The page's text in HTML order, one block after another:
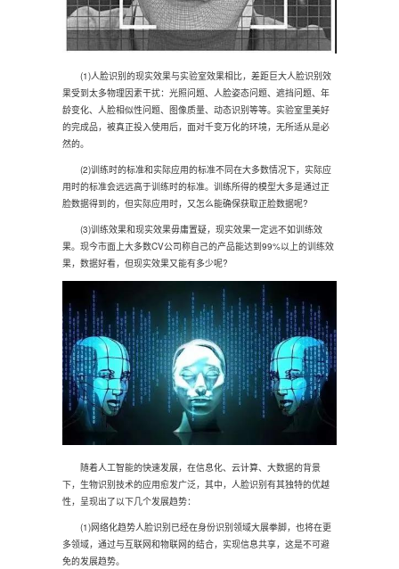
(1)人脸识别的现实效果与实验室效果相比，差距巨大人脸识别效
果受到太多物理因素干扰：光照问题、人脸姿态问题、遮挡问题、年
龄变化、人脸相似性问题、图像质量、动态识别等等。实验室里美好
的完成品，被真正投入使用后，面对千变万化的环境，无所适从是必
然的。
(2)训练时的标准和实际应用的标准不同在大多数情况下，实际应
用时的标准会远远高于训练时的标准。训练所得的模型大多是通过正
脸数据得到的，但实际应用时，又怎么能确保获取正脸数据呢?
(3)训练效果和现实效果毋庸置疑，现实效果一定远不如训练效
果。现今市面上大多数CV公司称自己的产品能达到99%以上的训练效
果，数据好看，但现实效果又能有多少呢?
随着人工智能的快速发展，在信息化、云计算、大数据的背景
下，生物识别技术的应用愈发广泛，其中，人脸识别有其独特的优越
性，呈现出了以下几个发展趋势：
(1)网络化趋势人脸识别已经在身份识别领域大展拳脚，也将在更
多领域，通过与互联网和物联网的结合，实现信息共享，这是不可避
免的发展趋势。